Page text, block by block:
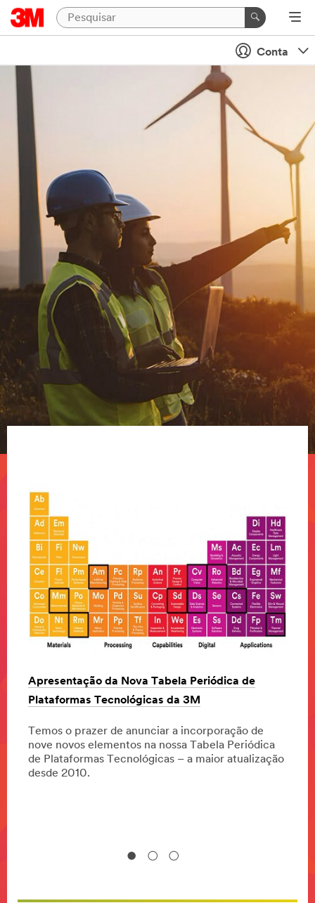
Conta
Apresentação da Nova Tabela Periódica de
Plataformas Tecnológicas da 3M
Temos o prazer de anunciar a incorporação de
nove novos elementos na nossa Tabela Periódica
de Plataformas Tecnológicas – a maior atualização
desde 2010.